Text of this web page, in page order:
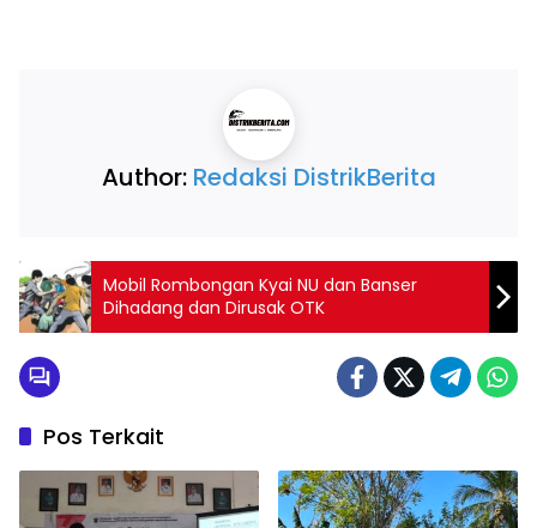
Author: Redaksi DistrikBerita
Mobil Rombongan Kyai NU dan Banser
Dihadang dan Dirusak OTK
Pos Terkait